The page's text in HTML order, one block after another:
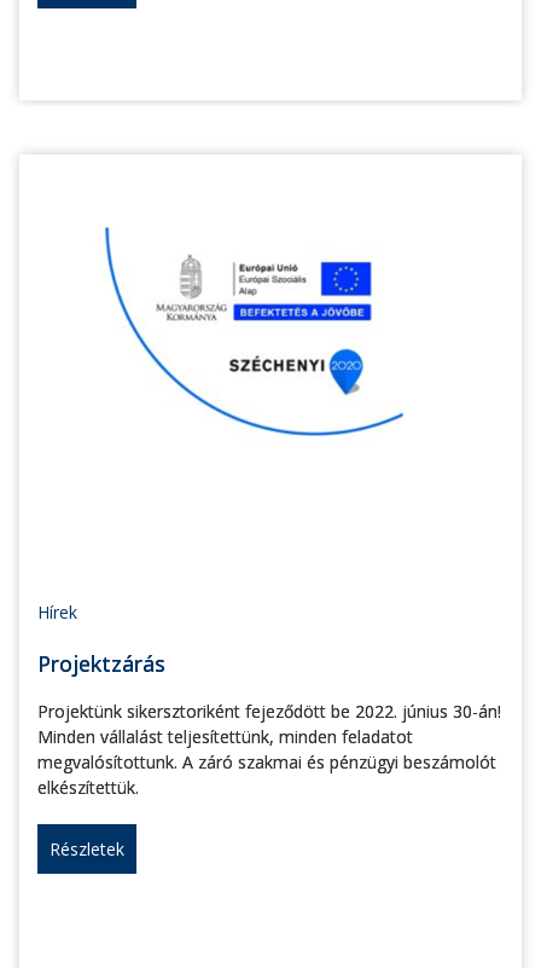
Hírek
Projektzárás
Projektünk sikersztoriként fejeződött be 2022. június 30-án!
Minden vállalást teljesítettünk, minden feladatot
megvalósítottunk. A záró szakmai és pénzügyi beszámolót
elkészítettük.
Részletek